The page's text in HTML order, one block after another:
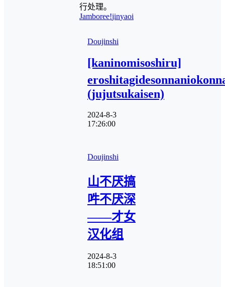
行处理。
Jamboree!jinyaoi
Doujinshi
[kaninomisoshiru]
(jujutsukaisen)
2024-8-3
17:26:00
Doujinshi
山不厌搞
吽不厌深
——才女
汉化组
2024-8-3
18:51:00